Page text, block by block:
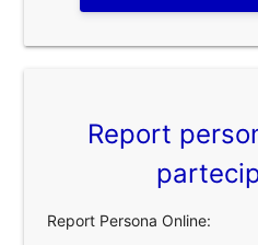
Report
Report Persona Online: